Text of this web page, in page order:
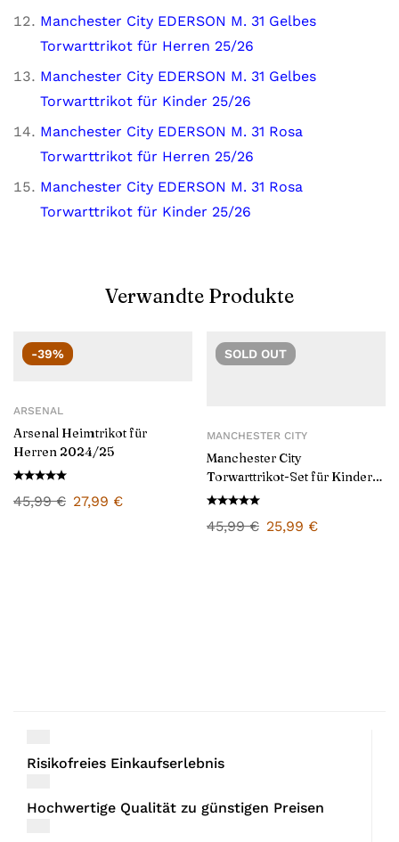
Manchester City EDERSON M. 31 Gelbes
Torwarttrikot für Herren 25/26
Manchester City EDERSON M. 31 Gelbes
Torwarttrikot für Kinder 25/26
Manchester City EDERSON M. 31 Rosa
Torwarttrikot für Herren 25/26
Manchester City EDERSON M. 31 Rosa
Torwarttrikot für Kinder 25/26
Verwandte Produkte
-39%
ARSENAL
Arsenal Heimtrikot für
Herren 2024/25
45,99€ 27,99 €
SOLD OUT
MANCHESTER CITY
Manchester City
Torwarttrikot-Set für Kinder
2024/25
45,99€ 25,99 €
Risikofreies Einkaufserlebnis
Hochwertige Qualität zu günstigen Preisen